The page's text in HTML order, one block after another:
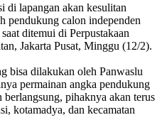
di lapangan akan kesulitan
pendukung calon independen
ditemui di Perpustakaan
Jakarta Pusat, Minggu (12/2).
bisa dilakukan oleh Panwaslu
permainan angka pendukung
pihaknya akan terus
kotamadya, dan kecamatan